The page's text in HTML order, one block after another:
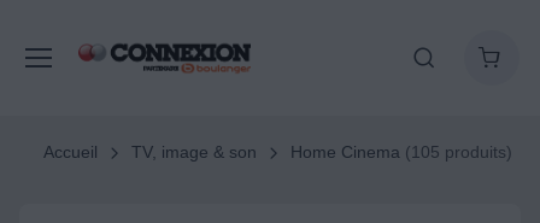
Accueil TV, image & son Home Cinema (105 produits)